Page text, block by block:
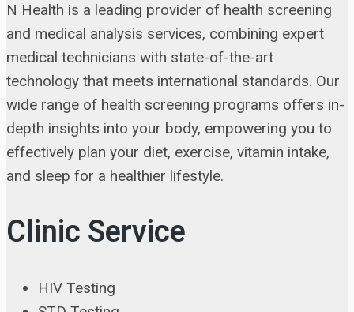
N Health is a leading provider of health screening
and medical analysis services, combining expert
medical technicians with state-of-the-art
technology that meets international standards. Our
wide range of health screening programs offers in-
depth insights into your body, empowering you to
effectively plan your diet, exercise, vitamin intake,
and sleep for a healthier lifestyle.
Clinic Service
HIV Testing